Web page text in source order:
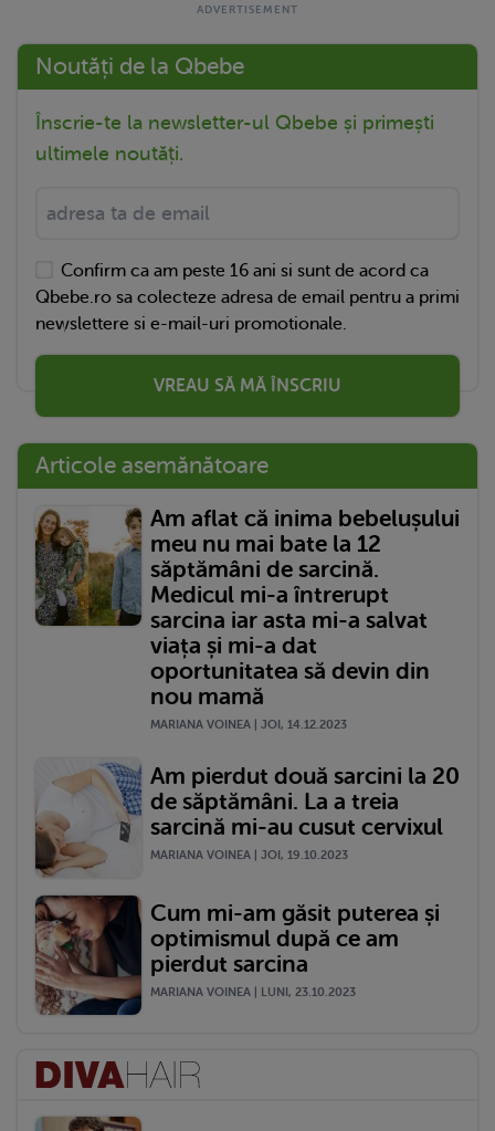
Noutăți de la Qbebe
Înscrie-te la newsletter-ul Qbebe și primești
ultimele noutăți.
Confirm ca am peste 16 ani si sunt de acord ca
Qbebe.ro sa colecteze adresa de email pentru a primi
newslettere si e-mail-uri promotionale.
VREAU SĂ MĂ ÎNSCRIU
Articole asemănătoare
Am aflat că inima bebelușului
meu nu mai bate la 12
săptămâni de sarcină.
Medicul mi-a întrerupt
sarcina iar asta mi-a salvat
viața și mi-a dat
oportunitatea să devin din
nou mamă
MARIANA VOINEA | JOI, 14.12.2023
Am pierdut două sarcini la 20
de săptămâni. La a treia
sarcină mi-au cusut cervixul
MARIANA VOINEA | JOI, 19.10.2023
Cum mi-am găsit puterea și
optimismul după ce am
pierdut sarcina
MARIANA VOINEA | LUNI, 23.10.2023